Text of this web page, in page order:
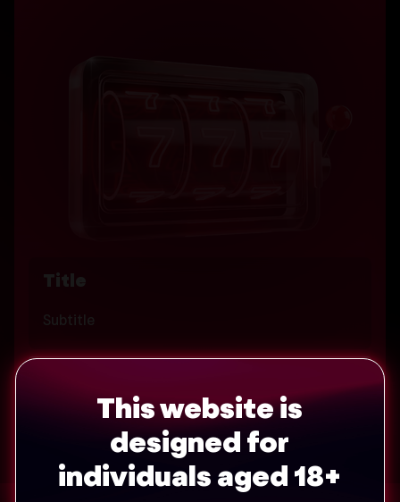
This website is
designed for
individuals aged 18+
Title
Subtitle
1 2 3